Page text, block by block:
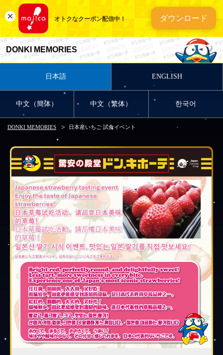
オトクなクーポン配信中！ ダウンロード
DONKI MEMORIES
日本語 ENGLISH
中文（簡体） 中文（繁体） 한국어
DONKI MEMORIES 日本産いちご 試食イベント